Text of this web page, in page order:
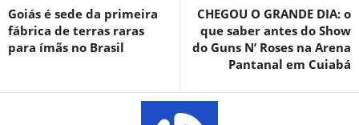
Goiás é sede da primeira
fábrica de terras raras
para ímãs no Brasil
CHEGOU O GRANDE DIA: o
que saber antes do Show
do Guns N’ Roses na Arena
Pantanal em Cuiabá